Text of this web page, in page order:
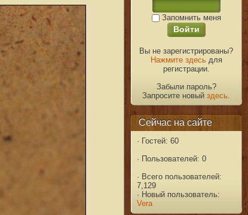
Запомнить меня
Вы не зарегистрированы?
Нажмите здесьдля
регистрации.
Забыли пароль?
Запросите новыйздесь
Сейчас на сайте
· Гостей: 60
· Пользователей: 0
· Всего пользователей:
7,129
· Новый пользователь:
Vera